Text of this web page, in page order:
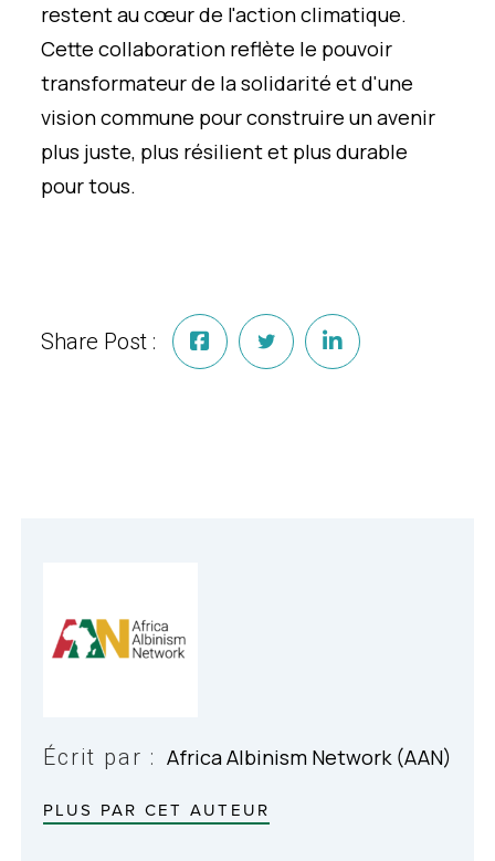
restent au cœur de l'action climatique.
Cette collaboration reflète le pouvoir
transformateur de la solidarité et d'une
vision commune pour construire un avenir
plus juste, plus résilient et plus durable
pour tous.
Share Post :
Écrit par : Africa Albinism Network (AAN)
PLUS PAR CET AUTEUR